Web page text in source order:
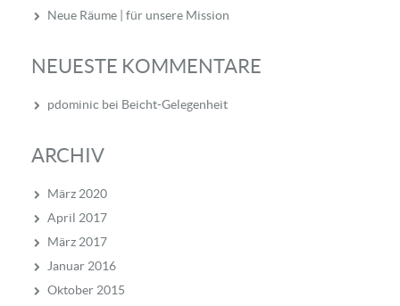
Neue Räume | für unsere Mission
NEUESTE KOMMENTARE
pdominic bei Beicht-Gelegenheit
ARCHIV
März 2020
April 2017
März 2017
Januar 2016
Oktober 2015